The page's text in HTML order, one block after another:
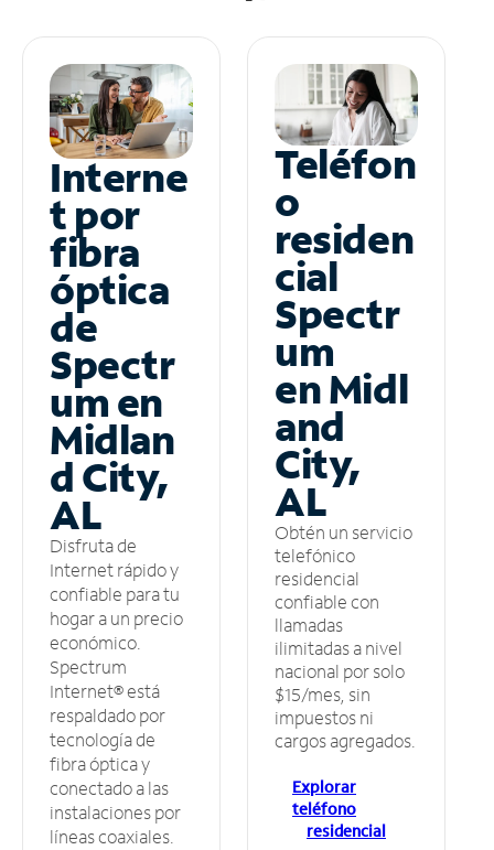
Interne
t por
fibra
óptica
de
Spectr
um en
Midlan
d City,
AL
Disfruta de
Internet rápido y
confiable para tu
hogar a un precio
económico.
Spectrum
Internet® está
respaldado por
tecnología de
fibra óptica y
conectado a las
instalaciones por
líneas coaxiales.
Teléfon
o
residen
cial
Spectr
um
en Midl
and
City,
AL
Obtén un servicio
telefónico
residencial
confiable con
llamadas
ilimitadas a nivel
nacional por solo
$15/mes, sin
impuestos ni
cargos agregados.
Explorar
teléfono
residencial